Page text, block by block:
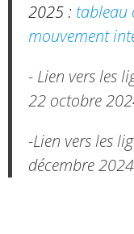
2025 : tableau
mouvement
- Lien vers les
22 octobre
-Lien vers les
décembre